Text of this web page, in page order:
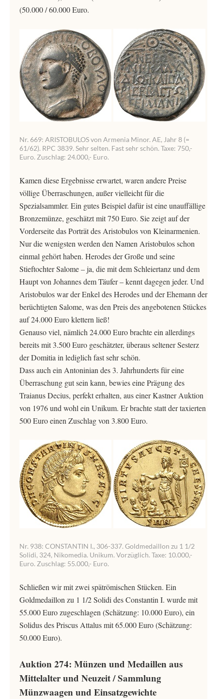
(50.000 / 60.000 Euro.
Nr. 669: ARISTOBULOS von Armenia Minor. AE, Jahr 8 (=
61/62). RPC 3839. Sehr selten. Fast sehr schön. Taxe: 750,-
Euro. Zuschlag: 24.000,- Euro.
Kamen diese Ergebnisse erwartet, waren andere Preise
völlige Überraschungen, außer vielleicht für die
Spezialsammler. Ein gutes Beispiel dafür ist eine unauffällige
Bronzemünze, geschätzt mit 750 Euro. Sie zeigt auf der
Vorderseite das Porträt des Aristobulos von Kleinarmenien.
Nur die wenigsten werden den Namen Aristobulos schon
einmal gehört haben. Herodes der Große und seine
Stieftochter Salome – ja, die mit dem Schleiertanz und dem
Haupt von Johannes dem Täufer – kennt dagegen jeder. Und
Aristobulos war der Enkel des Herodes und der Ehemann der
berüchtigten Salome, was den Preis des angebotenen Stückes
auf 24.000 Euro klettern ließ!
Genauso viel, nämlich 24.000 Euro brachte ein allerdings
bereits mit 3.500 Euro geschätzter, überaus seltener Sesterz
der Domitia in lediglich fast sehr schön.
Dass auch ein Antoninian des 3. Jahrhunderts für eine
Überraschung gut sein kann, bewies eine Prägung des
Traianus Decius, perfekt erhalten, aus einer Kastner Auktion
von 1976 und wohl ein Unikum. Er brachte statt der taxierten
500 Euro einen Zuschlag von 3.800 Euro.
Nr. 938: CONSTANTIN I., 306-337. Goldmedaillon zu 1 1/2
Solidi, 324, Nikomedia. Unikum. Vorzüglich. Taxe: 10.000,-
Euro. Zuschlag: 55.000,- Euro.
Schließen wir mit zwei spätrömischen Stücken. Ein
Goldmedaillon zu 1 1/2 Solidi des Constantin I. wurde mit
55.000 Euro zugeschlagen (Schätzung: 10.000 Euro), ein
Solidus des Priscus Attalus mit 65.000 Euro (Schätzung:
50.000 Euro).
Auktion 274: Münzen und Medaillen aus
Mittelalter und Neuzeit / Sammlung
Münzwaagen und Einsatzgewichte